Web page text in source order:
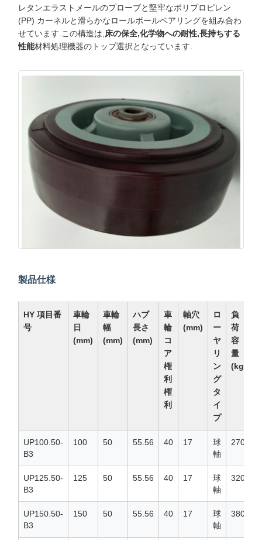
レタンエラストメールのプローブと堅牢なポリプロピレン
(PP) カーネルと滑らかなロールボールベアリングを組み合わ
せています.この構造は, 床の保全,化学物への耐性,長持ちする
性能材料処理機器のトップ選択となっています.
製品仕様
HY 項目番
号
車輪
日
(mm)
車輪
幅
(mm)
ハブ
長さ
(mm)
車
輪
コ
ア
権
利
権
利
軸穴
(mm)
ロ
ー
ヤ
リ
ン
グ
タ
イ
プ
負
荷
容
量
(kg)
UP100.50-
B3
100 50 55.56 40 17
球
軸
270
UP125.50-
B3
125 50 55.56 40 17
球
軸
320
UP150.50-
B3
150 50 55.56 40 17
球
軸
380